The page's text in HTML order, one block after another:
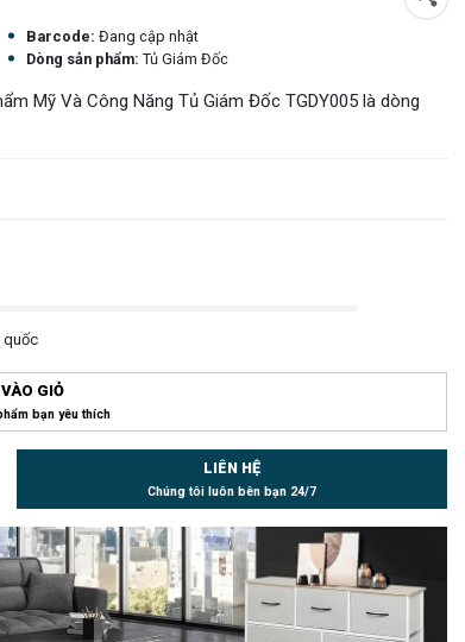
Barcode: Đang cập nhật
Dòng sản phẩm: Tủ Giám Đốc
Mỹ Và Công Năng Tủ Giám Đốc TGDY005 là dòng
quốc
GIỎ
bạn yêu thích
LIÊN HỆ
Chúng tôi luôn bên bạn 24/7